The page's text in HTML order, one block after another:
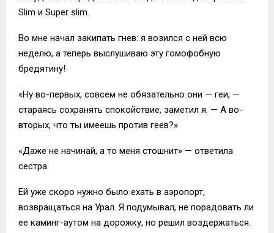
Slim и Super slim.
Во мне начал закипать гнев: я возился с ней всю
неделю, а теперь выслушиваю эту гомофобную
бредятину!
«Ну во-первых, совсем не обязательно они — геи, —
стараясь сохранять спокойствие, заметил я. — А во-
вторых, что ты имеешь против геев?»
«Даже не начинай, а то меня стошнит» — ответила
сестра.
Ей уже скоро нужно было ехать в аэропорт,
возвращаться на Урал. Я подумывал, не порадовать ли
ее каминг-аутом на дорожку, но решил воздержаться.